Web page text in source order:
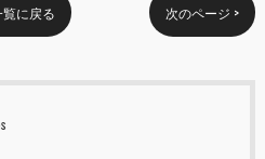
に戻る 次のページ >